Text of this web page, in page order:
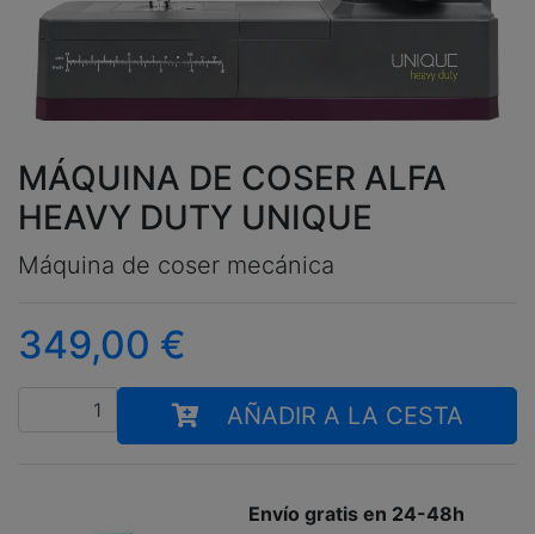
MÁQUINA DE COSER ALFA
HEAVY DUTY UNIQUE
Máquina de coser mecánica
349,00 €
Cantidad
AÑADIR A LA CESTA
Envío gratis en 24-48h